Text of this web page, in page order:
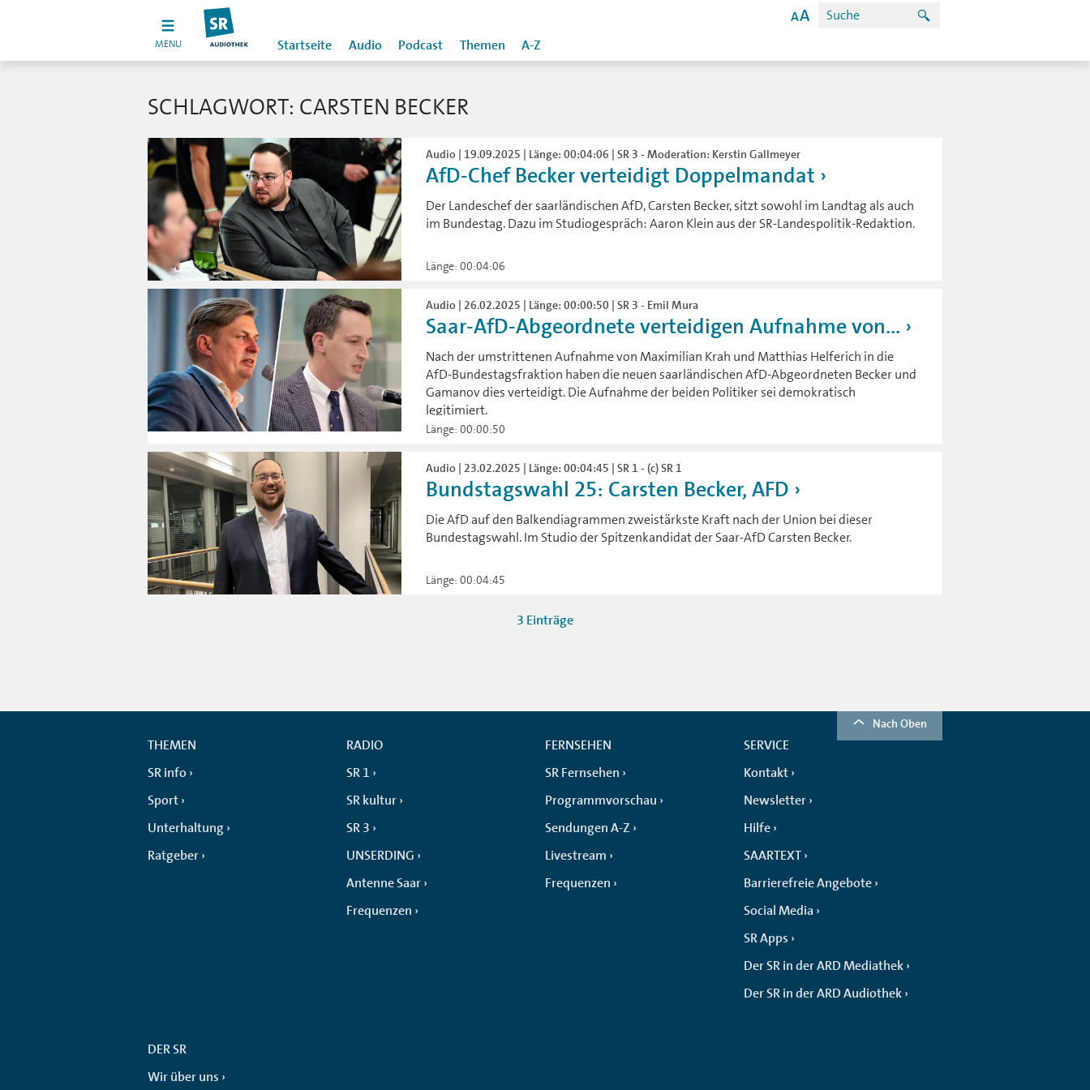
MENU Startseite Audio Podcast Themen A-Z
SCHLAGWORT: CARSTEN BECKER
Audio | 19.09.2025 | Länge: 00:04:06 | SR 3 - Moderation: Kerstin Gallmeyer
AfD-Chef Becker verteidigt Doppelmandat
Der Landeschef der saarländischen AfD, Carsten Becker, sitzt sowohl im Landtag als auch
im Bundestag. Dazu im Studiogespräch: Aaron Klein aus der SR-Landespolitik-Redaktion.
Länge: 00:04:06
Audio | 26.02.2025 | Länge: 00:00:50 | SR 3 - Emil Mura
Saar-AfD-Abgeordnete verteidigen Aufnahme von...
Nach der umstrittenen Aufnahme von Maximilian Krah und Matthias Helferich in die
AfD-Bundestagsfraktion haben die neuen saarländischen AfD-Abgeordneten Becker und
Gamanov dies verteidigt. Die Aufnahme der beiden Politiker sei demokratisch
legitimiert.
Länge: 00:00:50
Audio | 23.02.2025 | Länge: 00:04:45 | SR 1 - (c) SR 1
Bundstagswahl 25: Carsten Becker, AFD
Die AfD auf den Balkendiagrammen zweistärkste Kraft nach der Union bei dieser
Bundestagswahl. Im Studio der Spitzenkandidat der Saar-AfD Carsten Becker.
Länge: 00:04:45
3 Einträge
Nach Oben
THEMEN
SR info
Sport
Unterhaltung
Ratgeber
RADIO
SR 1
SR kultur
SR 3
UNSERDING
Antenne Saar
Frequenzen
FERNSEHEN
SR Fernsehen
Programmvorschau
Sendungen A-Z
Livestream
Frequenzen
SERVICE
Kontakt
Newsletter
Hilfe
SAARTEXT
Barrierefreie Angebote
Social Media
SR Apps
Der SR in der ARD Mediathek
Der SR in der ARD Audiothek
DER SR
Wir über uns